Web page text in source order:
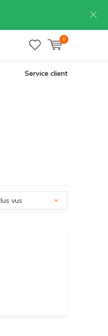
0
Service client